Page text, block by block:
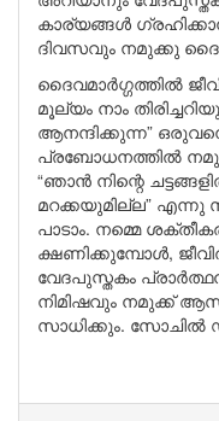
കാര്യങ്ങൾ
ദിവസവും നമുക്കു
ദൈവമാർഗ്ഗത്തിൽ
മൂല്യം നാം
ആനന്ദിക്കുന്ന”
പ്രബോധനത്തിൽ നമുക്ക്
“ഞാൻ നിന്റെ
മറക്കയുമില്ല” എന്നു
പാടാം. നമ്മെ
ക്ഷണിക്കുമ്പോൾ,
വേദപുസ്തകം
നിമിഷവും നമുക്ക്
സാധിക്കും.